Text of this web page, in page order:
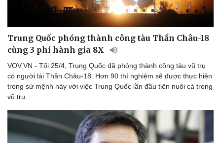
Du lịch
Săn Tour
check-in
Podcast
Câu chuyện thời sự
Đọc truyện đêm khuya
Cửa sổ tình yêu
Trung Quốc phóng thành công tàu Thần Châu-18
cùng 3 phi hành gia 8X
VOV.VN - Tối 25/4, Trung Quốc đã phóng thành công tàu vũ trụ
có người lái Thần Châu-18. Hơn 90 thí nghiệm sẽ được thực hiện
trong sứ mệnh này với việc Trung Quốc lần đầu tiên nuôi cá trong
vũ trụ.